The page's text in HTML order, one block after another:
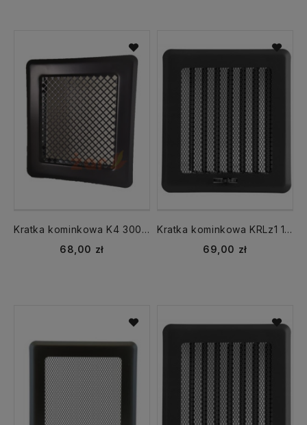
Kratka kominkowa K4 300x165 z ramką czarny
68,00 zł
Kratka kominkowa KRLz1 165x105 mm Light z ramką z żaluzją czarny
69,00 zł